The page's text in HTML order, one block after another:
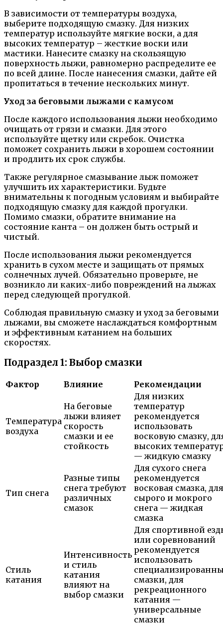
В зависимости от температуры воздуха,
выберите подходящую смазку. Для низких
температур используйте мягкие воски, а для
высоких температур – жесткие воски или
мастики. Нанесите смазку на скользящую
поверхность лыжи, равномерно распределите ее
по всей длине. После нанесения смазки, дайте ей
пропитаться в течение нескольких минут.
Уход за беговыми лыжами с камусом
После каждого использования лыжи необходимо
очищать от грязи и смазки. Для этого
используйте щетку или скребок. Очистка
поможет сохранить лыжи в хорошем состоянии
и продлить их срок службы.
Также регулярное смазывание лыж поможет
улучшить их характеристики. Будьте
внимательны к погодным условиям и выбирайте
подходящую смазку для каждой прогулки.
Помимо смазки, обратите внимание на
состояние канта – он должен быть острый и
чистый.
После использования лыжи рекомендуется
хранить в сухом месте и защищать от прямых
солнечных лучей. Обязательно проверьте, не
возникло ли каких-либо повреждений на лыжах
перед следующей прогулкой.
Соблюдая правильную смазку и уход за беговыми
лыжами, вы сможете наслаждаться комфортным
и эффективным катанием на больших
скоростях.
Подраздел 1: Выбор смазки
Фактор Влияние Рекомендации
Температура
воздуха
На беговые
лыжи влияет
скорость
смазки и ее
стойкость
Для низких
температур
рекомендуется
использовать
восковую смазку,
высоких
— жидкую смазку
Тип снега
Разные типы
снега требуют
различных
смазок
Для сухого снега
рекомендуется
восковая смазка, для
сырого и мокрого
снега — жидкая
смазка
Стиль
катания
Интенсивность
и стиль
катания
влияют на
выбор смазки
Для спортивной
или соревнований
рекомендуется
использовать
смазки, для
рекреационного
катания —
универсальные
смазки